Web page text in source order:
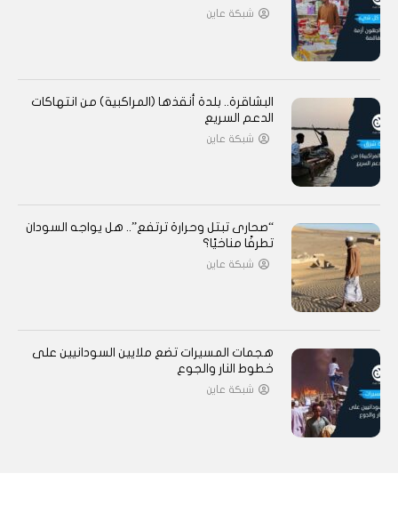
شبكة عاين
البشاقرة.. بلدة أنقذها (المراكبية) من انتهاكات
الدعم السريع
شبكة عاين
“صحارى تبتل وحرارة ترتفع”.. هل يواجه السودان
تطرفًا مناخيًا؟
شبكة عاين
هجمات المسيرات تضع ملايين السودانيين على
خطوط النار والجوع
شبكة عاين